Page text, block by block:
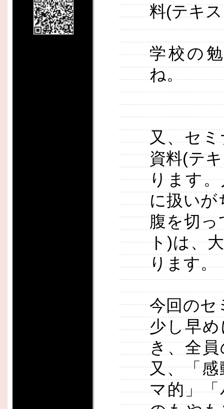
料(テキ
学校の
ね。
又、セ
資料(テ
ります
に扱いが
腹を切っ
ト)は、
ります。
今回のセ
少し早
き、全
又、「
マ的」